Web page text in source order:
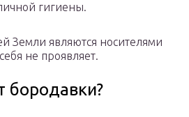
гигиены.
Земли являются носителями
не проявляет.
бородавки?